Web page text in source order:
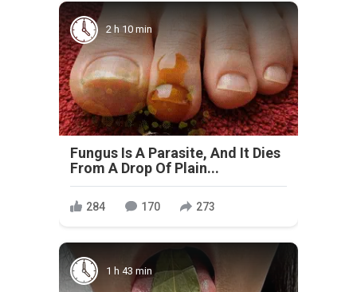
2 h 10 min
Fungus Is A Parasite, And It Dies
From A Drop Of Plain...
284 170 273
1 h 43 min